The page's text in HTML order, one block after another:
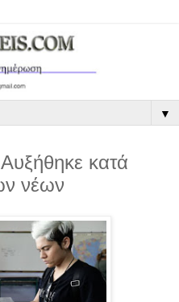
▼
κατά
νέων